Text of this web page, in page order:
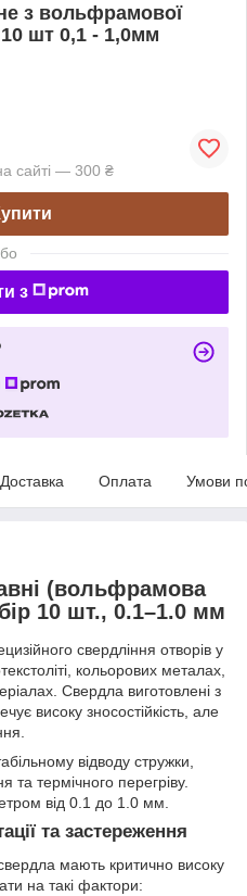
з вольфрамової
10 шт 0,1 - 1,0мм
сайті — 300 ₴
з
Доставка Оплата Умови
(вольфрамова
10 шт., 0.1–1.0 мм
свердління отворів у
кольорових металах,
Свердла виготовлені з
високу зносостійкість, але
відводу стружки,
та термічного перегріву.
від 0.1 до 1.0 мм.
та застереження
мають критично високу
на такі фактори: